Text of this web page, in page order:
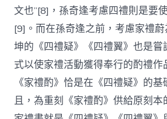
文也”[8]，孫奇逢考慮四禮則是要
[9]。而在孫奇逢之前，考慮家禮
坤的《四禮疑》《四禮翼》也是
式以使家禮活動獲得奉行的酌禮作
《家禮酌》恰是在《四禮疑》的
且，為重刻《家禮酌》供給原刻本